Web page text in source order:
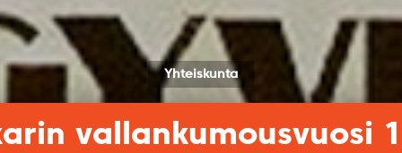
Yhteiskunta
vallankumousvuosi